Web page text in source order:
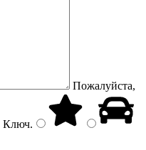
Пожалуйста,
Ключ.